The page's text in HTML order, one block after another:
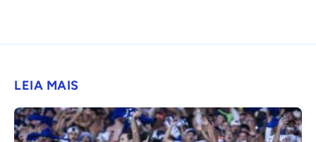
LEIA MAIS